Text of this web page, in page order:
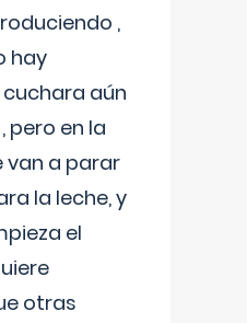
,
hay
aún
pero en la
van a parar
la leche, y
el
otras